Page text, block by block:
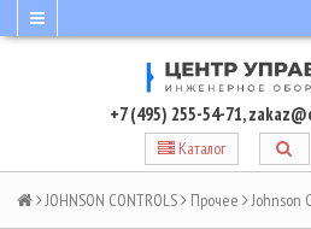
+7 (495) 255-54-71,
Каталог
JOHNSON CONTROLS Прочее Johnson